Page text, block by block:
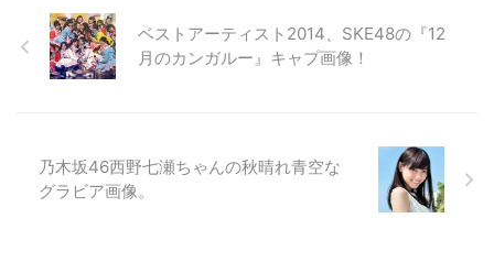
ベストアーティスト2014、SKE48の『12
月のカンガルー』キャプ画像！
乃木坂46西野七瀬ちゃんの秋晴れ青空な
グラビア画像。